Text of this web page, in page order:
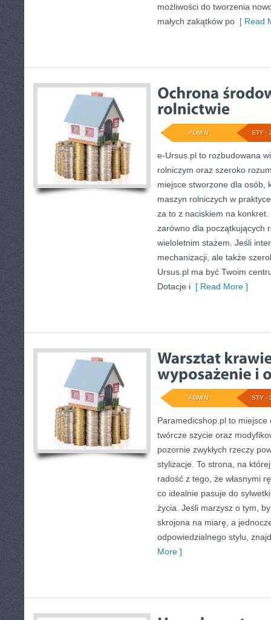
możliwości do tworzenia
małych zakątków po [ Read
STY -
ADMIN
e-Ursus.pl to rozbudowana
rolniczym oraz szeroko
miejsce stworzone dla osób,
maszyn rolniczych w
za to z naciskiem na
zarówno dla początkujących
wieloletnim stażem. Jeśli
mechanizacji, ale także
Ursus.pl ma być Twoim
Dotacje i [ Read More ]
STY -
ADMIN
Paramedicshop.pl to
twórcze szycie oraz
pozornie zwykłych rzeczy
stylizacje. To strona, na
radość z tego, że własnymi
co idealnie pasuje do
życia. Jeśli marzysz o tym,
skrojona na miarę, a
odpowiedzialnego stylu,
More ]